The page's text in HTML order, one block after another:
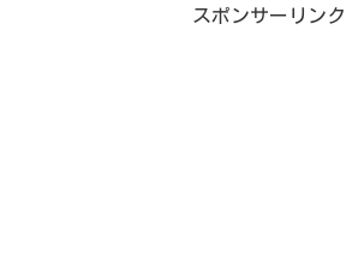
スポンサーリンク